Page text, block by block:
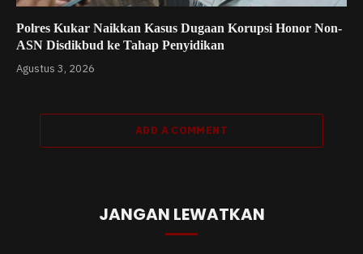
Polres Kukar Naikkan Kasus Dugaan Korupsi Honor Non-
ASN Disdikbud ke Tahap Penyidikan
Agustus 3, 2026
ADD A COMMENT
JANGAN LEWATKAN